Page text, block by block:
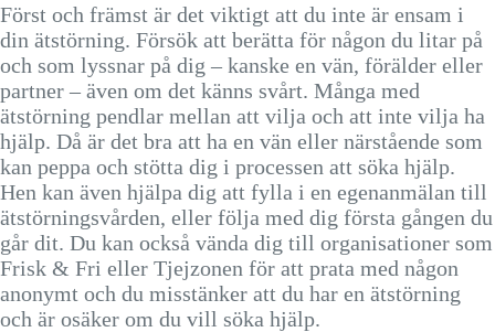
Först och främst är det viktigt att du inte är ensam i
din ätstörning. Försök att berätta för någon du litar på
och som lyssnar på dig – kanske en vän, förälder eller
partner – även om det känns svårt. Många med
ätstörning pendlar mellan att vilja och att inte vilja ha
hjälp. Då är det bra att ha en vän eller närstående som
kan peppa och stötta dig i processen att söka hjälp.
Hen kan även hjälpa dig att fylla i en egenanmälan till
ätstörningsvården, eller följa med dig första gången du
går dit. Du kan också vända dig till organisationer som
Frisk & Fri eller Tjejzonen för att prata med någon
anonymt och du misstänker att du har en ätstörning
och är osäker om du vill söka hjälp.